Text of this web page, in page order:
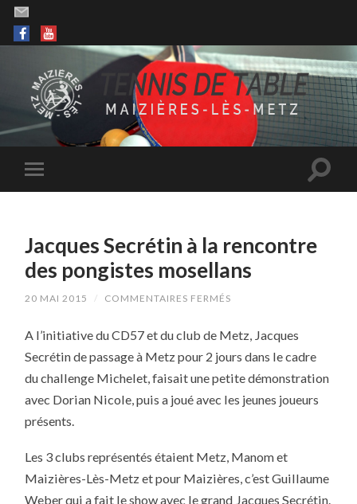
Jacques Secrétin à la rencontre
des pongistes mosellans
20 MAI 2015 / COMMENTAIRES FERMÉS
À
RENCONTRE
PONGISTES
A l’initiative du CD57 et du club de Metz, Jacques
Secrétin de passage à Metz pour 2 jours dans le cadre
du challenge Michelet, faisait une petite démonstration
avec Dorian Nicole, puis a joué avec les jeunes joueurs
présents.
Les 3 clubs représentés étaient Metz, Manom et
Maizières-Lès-Metz et pour Maizières, c’est Guillaume
Weber qui a fait le show avec le grand Jacques Secrétin.